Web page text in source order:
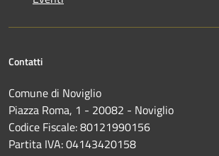
Contatti
Comune di Noviglio
Piazza Roma, 1 - 20082 - Noviglio
Codice Fiscale: 80121990156
Partita IVA: 04143420158